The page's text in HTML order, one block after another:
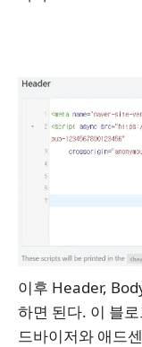
이후 Header,
하면 된다. 이 블
드바이저와 애드